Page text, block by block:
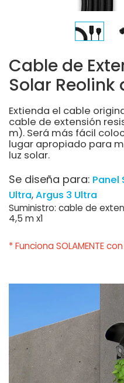
Cable de
Solar Reolink
Extienda el cable
cable de extensión
m). Será más fácil
lugar apropiado para
luz solar.
Se diseña para: Panel
Ultra Argus 3 Ultra
Suministro: cable de
4,5 m x1
* Funciona SOLAMENTE